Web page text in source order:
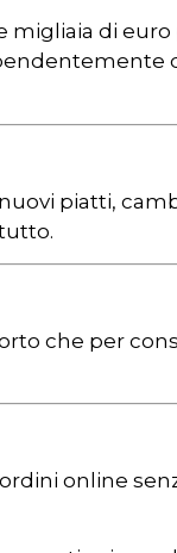
di euro
piatti,
che per
online